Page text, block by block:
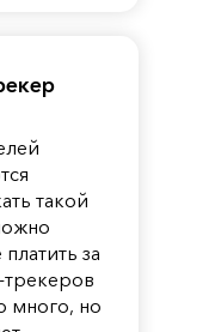
такой
за
трекеров
много, но